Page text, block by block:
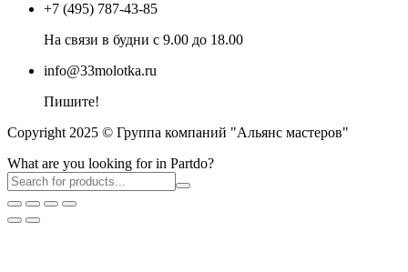
+7 (495) 787-43-85
На связи в будни с 9.00 до 18.00
info@33molotka.ru
Пишите!
Copyright 2025 © Группа компаний "Альянс мастеров"
What are you looking for in Partdo?